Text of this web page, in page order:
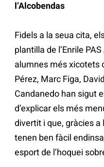
l’Alcobendas
Fidels a la seua cita,
plantilla de l’Enrile
alumnes més xicotets
Pérez, Marc Figa,
Candanedo han sigut
d’explicar els més
divertit i que, gràcies a
tenen ben fàcil
esport de l’hoquei